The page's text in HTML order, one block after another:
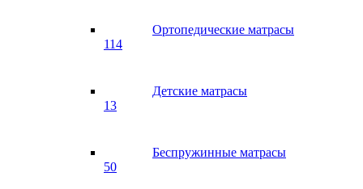
Ортопедические матрасы
114
Детские матрасы
13
Беспружинные матрасы
50